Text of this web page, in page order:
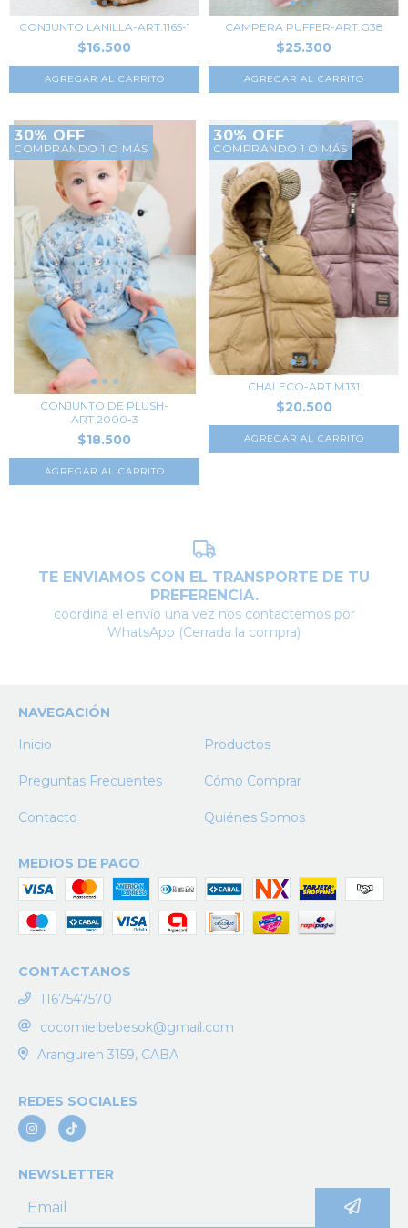
CONJUNTO LANILLA-ART.1165-1
$16.500
AGREGAR AL CARRITO
CAMPERA PUFFER-ART.G38
$25.300
AGREGAR AL CARRITO
30% OFF
COMPRANDO 1 O MÁS
CONJUNTO DE PLUSH-
ART.2000-3
$18.500
AGREGAR AL CARRITO
30% OFF
COMPRANDO 1 O MÁS
CHALECO-ART.MJ31
$20.500
AGREGAR AL CARRITO
TE ENVIAMOS CON EL TRANSPORTE DE TU
PREFERENCIA.
coordiná el envío una vez nos contactemos por
WhatsApp (Cerrada la compra)
NAVEGACIÓN
Inicio
Productos
Preguntas Frecuentes Cómo Comprar
Contacto Quiénes Somos
MEDIOS DE PAGO
CONTACTANOS
1167547570
cocomielbebesok@gmail.com
Aranguren 3159, CABA
REDES SOCIALES
NEWSLETTER